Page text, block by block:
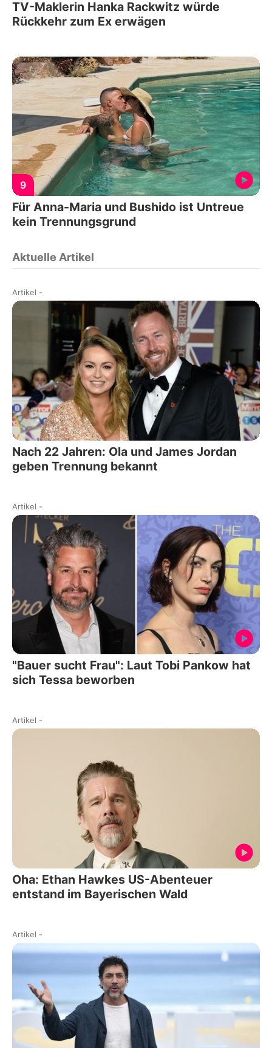
TV-Maklerin Hanka Rackwitz würde
Rückkehr zum Ex erwägen
9
Für Anna-Maria und Bushido ist Untreue
kein Trennungsgrund
Aktuelle Artikel
Artikel -
Nach 22 Jahren: Ola und James Jordan
geben Trennung bekannt
Artikel -
"Bauer sucht Frau": Laut Tobi Pankow hat
sich Tessa beworben
Artikel -
Oha: Ethan Hawkes US-Abenteuer
entstand im Bayerischen Wald
Artikel -